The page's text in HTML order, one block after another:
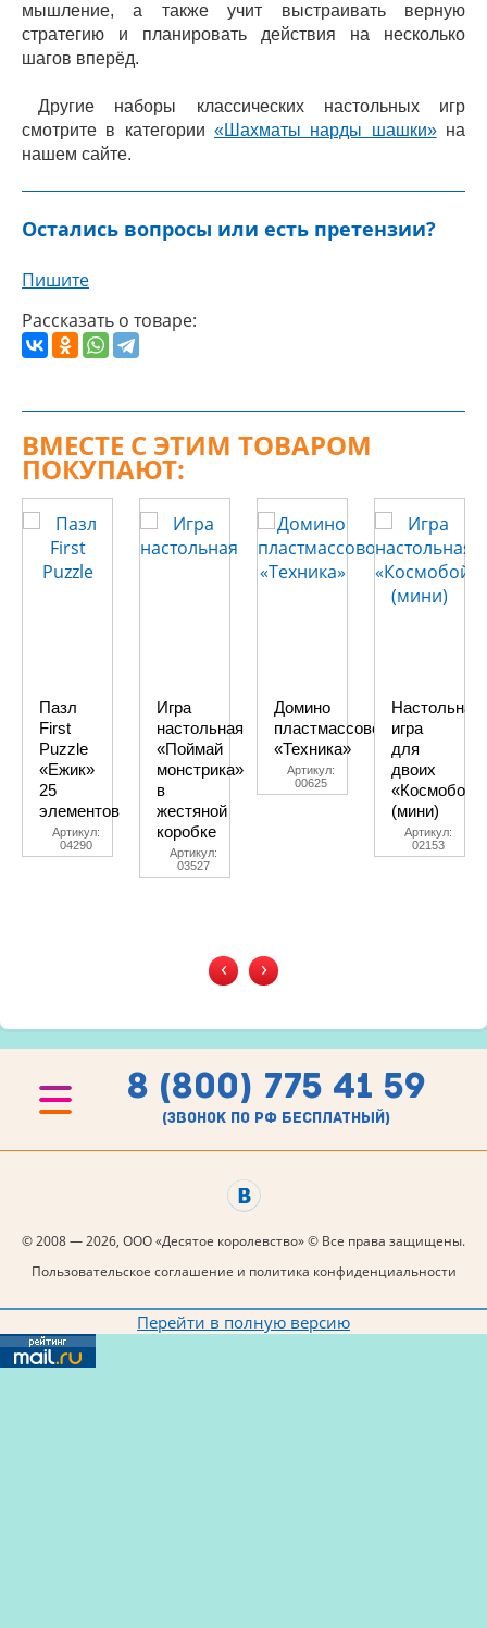
мышление, а также учит выстраивать верную
стратегию и планировать действия на несколько
шагов вперёд.
Другие наборы классических настольных игр
смотрите в категории «Шахматы нарды шашки»на
нашем сайте.
Остались вопросы или есть претензии?
Пишите
Рассказать о товаре:
ВМЕСТЕ С ЭТИМ ТОВАРОМ
ПОКУПАЮТ:
Пазл
First
Puzzle
«Ежик»
25
элементов
Артикул:
04290
Игра
настольная
«Поймай
монстрика»
в
жестяной
коробке
Артикул:
03527
Домино
пластмассовое
«Техника»
Артикул:
00625
Настольная
игра
для
двоих
«Космобой»
(мини)
Артикул:
02153
‹ ›
8 (800) 775 41 59
(звонок по рф бесплатный)
© 2008 — 2026, ООО «Десятое королевство» © Все права защищены.
Пользовательское соглашение и политика конфиденциальности
Перейти в полную версию